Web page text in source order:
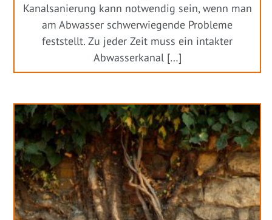
Kanalsanierung kann notwendig sein, wenn man
am Abwasser schwerwiegende Probleme
feststellt. Zu jeder Zeit muss ein intakter
Abwasserkanal […]